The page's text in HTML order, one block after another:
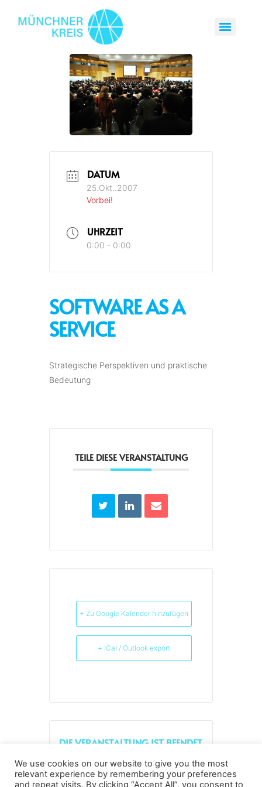
DATUM
25.Okt..2007
Vorbei!
UHRZEIT
0:00 - 0:00
SOFTWARE AS A
SERVICE
Strategische Perspektiven und praktische
Bedeutung
TEILE DIESE VERANSTALTUNG
+ Zu Google Kalender hinzufügen
+ iCal / Outlook export
DIE VERANSTALTUNG IST BEENDET.
We use cookies on our website to give you the most
relevant experience by remembering your preferences
and repeat visits. By clicking “Accept All”, you consent to